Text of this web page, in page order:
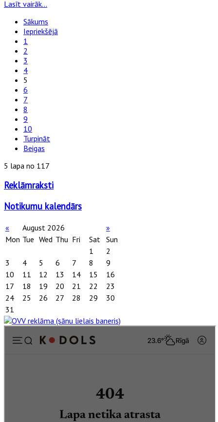
Lasīt vairāk...
Sākums
Iepriekšējā
1
2
3
4
5
6
7
8
9
10
Turpināt
Beigas
5 lapa no 117
Reklāmraksti
Notikumu kalendārs
« August 2026
»
Mon Tue Wed Thu Fri Sat
Sun
1
2
3
4 5 6 7 8
9
10
11 12 13 14 15
16
17
18 19 20 21 22
23
24
25 26 27 28 29
30
31